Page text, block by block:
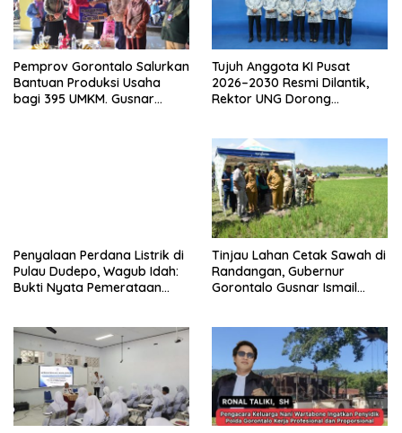
Pemprov Gorontalo Salurkan
Bantuan Produksi Usaha
bagi 395 UMKM. Gusnar
Tujuh Anggota KI Pusat
2026–2030 Resmi Dilantik,
Rektor UNG Dorong
Penyalaan Perdana Listrik di
Pulau Dudepo, Wagub Idah:
Bukti Nyata Pemerataan
Tinjau Lahan Cetak Sawah di
Randangan, Gubernur
Gorontalo Gusnar Ismail